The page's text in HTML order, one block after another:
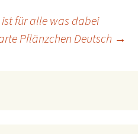
ist für alle was dabei
Pflänzchen Deutsch →